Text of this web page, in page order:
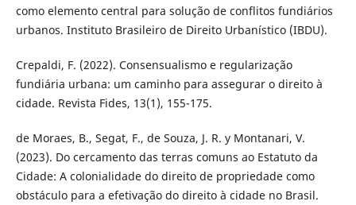
como elemento central para solução de conflitos fundiários
urbanos. Instituto Brasileiro de Direito Urbanístico (IBDU).
Crepaldi, F. (2022). Consensualismo e regularização
fundiária urbana: um caminho para assegurar o direito à
cidade. Revista Fides, 13(1), 155-175.
de Moraes, B., Segat, F., de Souza, J. R. y Montanari, V.
(2023). Do cercamento das terras comuns ao Estatuto da
Cidade: A colonialidade do direito de propriedade como
obstáculo para a efetivação do direito à cidade no Brasil.